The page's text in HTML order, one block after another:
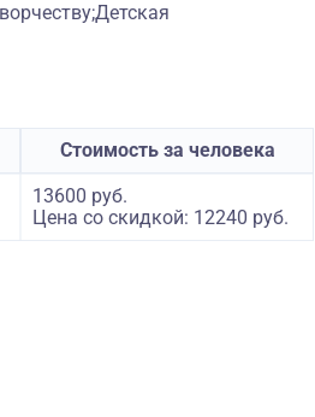
Стоимость за человека
13600 руб.
Цена со скидкой: 12240 руб.